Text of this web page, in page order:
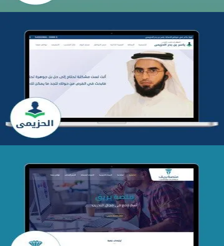
تطوير موقع المدرب ياسر الحزيمي
التفاصيل
تصميم منصة بريق
التفاصيل